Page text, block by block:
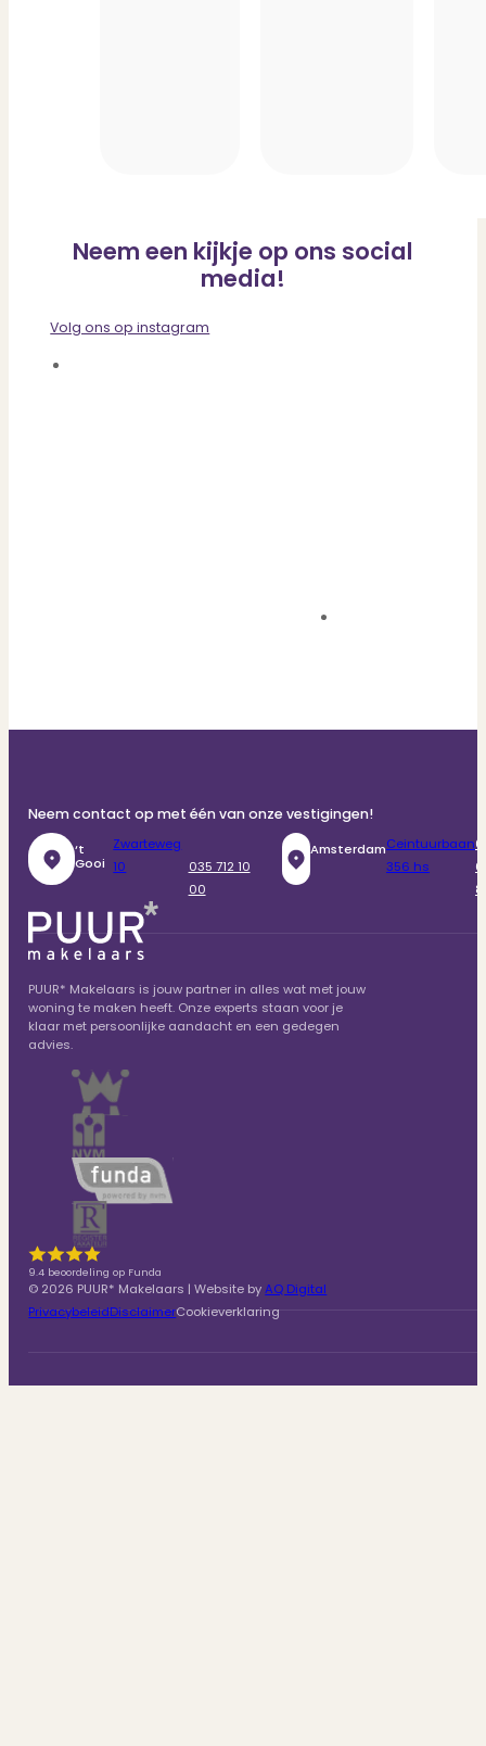
Neem een kijkje op ons social
media!
Volg ons op instagram
Neem contact op met één van onze vestigingen!
‘t
Gooi
Zwarteweg
10
035 712 10
00
AmsterdamCeintuurbaan
356 hs
PUUR* Makelaars is jouw partner in alles wat met jouw
woning te maken heeft. Onze experts staan voor je
klaar met persoonlijke aandacht en een gedegen
advies.
9.4 beoordeling op Funda
© 2026 PUUR* Makelaars | Website byAQ Digital
PrivacybeleidDisclaimerCookieverklaring